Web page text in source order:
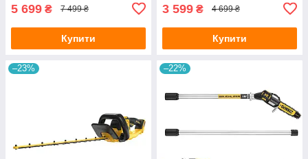
5 699 ₴ 7 499 ₴
Купити
3 599 ₴ 4 699 ₴
Купити
–23% –22%